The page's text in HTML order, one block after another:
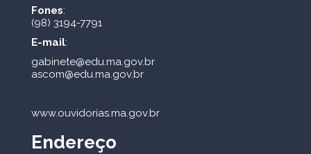
Fones:
(98) 3194-7791
E-mail:
gabinete@edu.ma.gov.br
ascom@edu.ma.gov.br
www.ouvidorias.ma.gov.br
Endereço